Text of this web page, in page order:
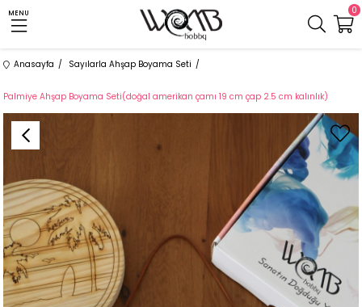
MENU 0
Anasayfa Sayılarla Ahşap Boyama Seti
Palmiye Ahşap Boyama Seti(doğal amerikan çamı 19 cm çap 2.5 cm kalınlık)